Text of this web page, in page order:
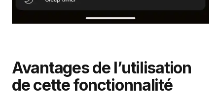
Avantages de l’utilisation
de cette fonctionnalité